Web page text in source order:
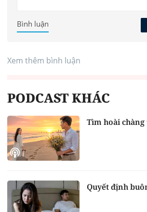
Bình luận
Xem thêm bình luận
PODCAST KHÁC
Tìm hoài
Quyết định